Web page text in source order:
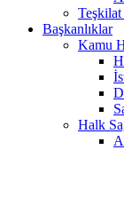
Teşkilat
Başkanlıklar
Kamu
Halk